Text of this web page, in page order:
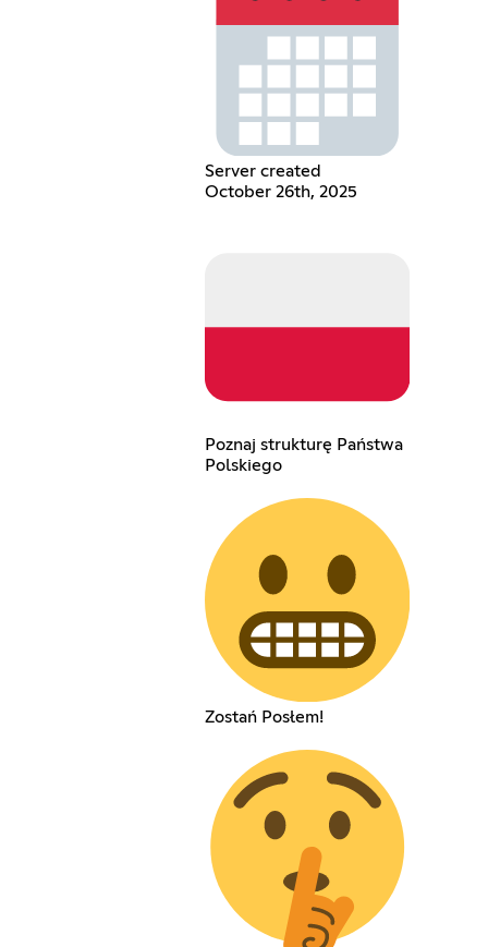
Server created
October 26th, 2025
Poznaj strukturę Państwa
Polskiego
Zostań Posłem!